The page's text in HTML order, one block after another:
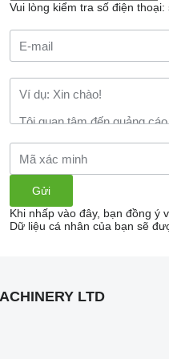
Vui lòng kiểm tra số điện
Khi nhấp vào đây, bạn đồng ý
Dữ liệu cá nhân của bạn sẽ
LTD